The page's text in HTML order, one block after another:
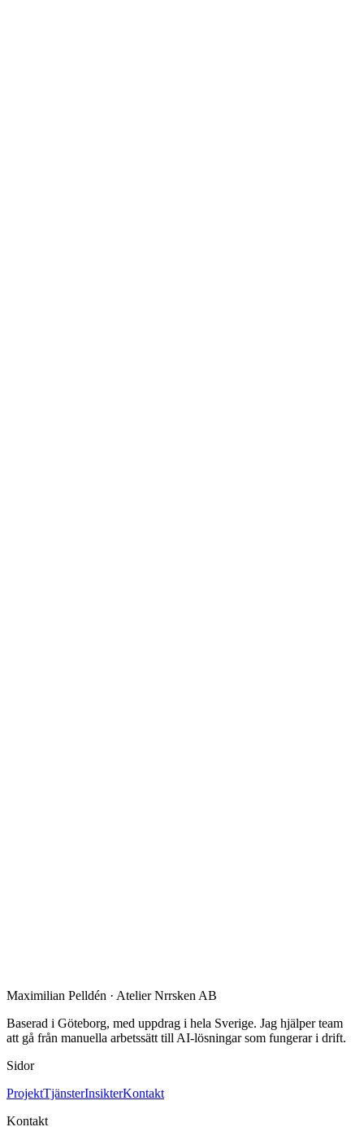
Maximilian Pelldén · Atelier Nrrsken AB
Baserad i Göteborg, med uppdrag i hela Sverige. Jag hjälper team
att gå från manuella arbetssätt till AI-lösningar som fungerar i drift.
Sidor
ProjektTjänsterInsikterKontakt
Kontakt